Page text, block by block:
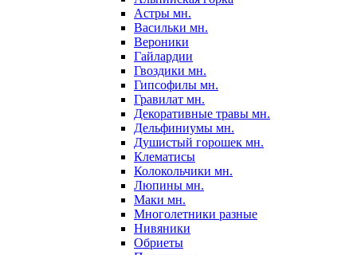
Астры мн.
Васильки мн.
Вероники
Гайлардии
Гвоздики мн.
Гипсофилы мн.
Гравилат мн.
Декоративные травы мн.
Дельфиниумы мн.
Душистый горошек мн.
Клематисы
Колокольчики мн.
Люпины мн.
Маки мн.
Многолетники разные
Нивяники
Обриеты